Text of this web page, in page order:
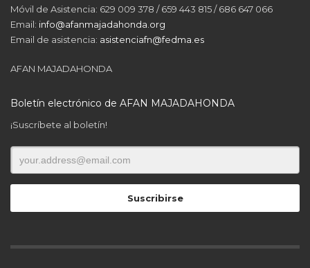
Móvil de Asistencia: 629 009 378 / 659 443 815 / 686 647 066
Email: info@afanmajadahonda.org
Email de asistencia: asistenciafn@fedma.es
AFAN MAJADAHONDA
Boletín electrónico de AFAN MAJADAHONDA
¡Suscríbete al boletín!